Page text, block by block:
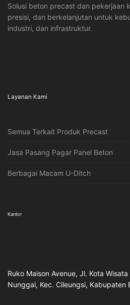
Solusi beton precast dan pekerjaan
presisi, dan berkelanjutan untuk
industri, dan infrastruktur.
Layanan Kami
Semua Terkait Produk Precast
Jasa Pasang Pagar Panel Beton
Berbagai Macam U-Ditch
Kantor
Ruko Maison Avenue, Jl. Kota
Nunggal, Kec. Cileungsi, Kabupaten